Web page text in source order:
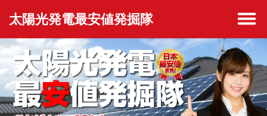
太陽光発電最安値発掘隊